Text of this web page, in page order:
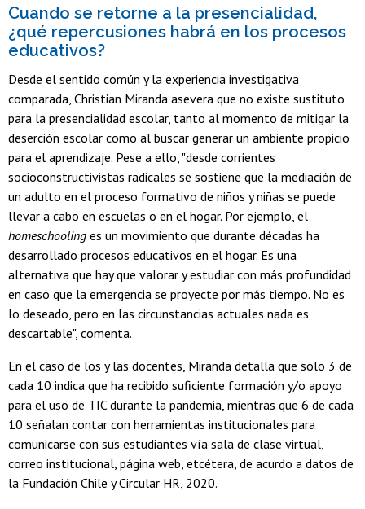
Cuando se retorne a la presencialidad,
¿qué repercusiones habrá en los procesos
educativos?
Desde el sentido común y la experiencia investigativa
comparada, Christian Miranda asevera que no existe sustituto
para la presencialidad escolar, tanto al momento de mitigar la
deserción escolar como al buscar generar un ambiente propicio
para el aprendizaje. Pese a ello, "desde corrientes
socioconstructivistas radicales se sostiene que la mediación de
un adulto en el proceso formativo de niños y niñas se puede
llevar a cabo en escuelas o en el hogar. Por ejemplo, el
homeschooling es un movimiento que durante décadas ha
desarrollado procesos educativos en el hogar. Es una
alternativa que hay que valorar y estudiar con más profundidad
en caso que la emergencia se proyecte por más tiempo. No es
lo deseado, pero en las circunstancias actuales nada es
descartable", comenta.
En el caso de los y las docentes, Miranda detalla que solo 3 de
cada 10 indica que ha recibido suficiente formación y/o apoyo
para el uso de TIC durante la pandemia, mientras que 6 de cada
10 señalan contar con herramientas institucionales para
comunicarse con sus estudiantes vía sala de clase virtual,
correo institucional, página web, etcétera, de acurdo a datos de
la Fundación Chile y Circular HR, 2020.